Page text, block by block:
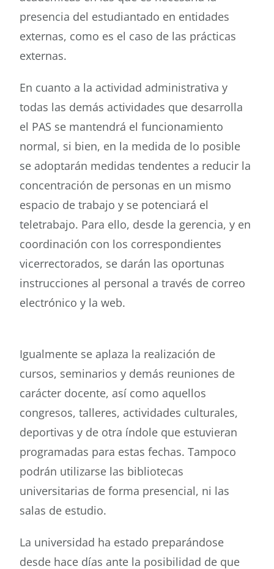
presencia del estudiantado en entidades
externas, como es el caso de las prácticas
externas.
En cuanto a la actividad administrativa y
todas las demás actividades que desarrolla
el PAS se mantendrá el funcionamiento
normal, si bien, en la medida de lo posible
se adoptarán medidas tendentes a reducir la
concentración de personas en un mismo
espacio de trabajo y se potenciará el
teletrabajo. Para ello, desde la gerencia, y en
coordinación con los correspondientes
vicerrectorados, se darán las oportunas
instrucciones al personal a través de correo
electrónico y la web.
Igualmente se aplaza la realización de
cursos, seminarios y demás reuniones de
carácter docente, así como aquellos
congresos, talleres, actividades culturales,
deportivas y de otra índole que estuvieran
programadas para estas fechas. Tampoco
podrán utilizarse las bibliotecas
universitarias de forma presencial, ni las
salas de estudio.
La universidad ha estado preparándose
desde hace días ante la posibilidad de que